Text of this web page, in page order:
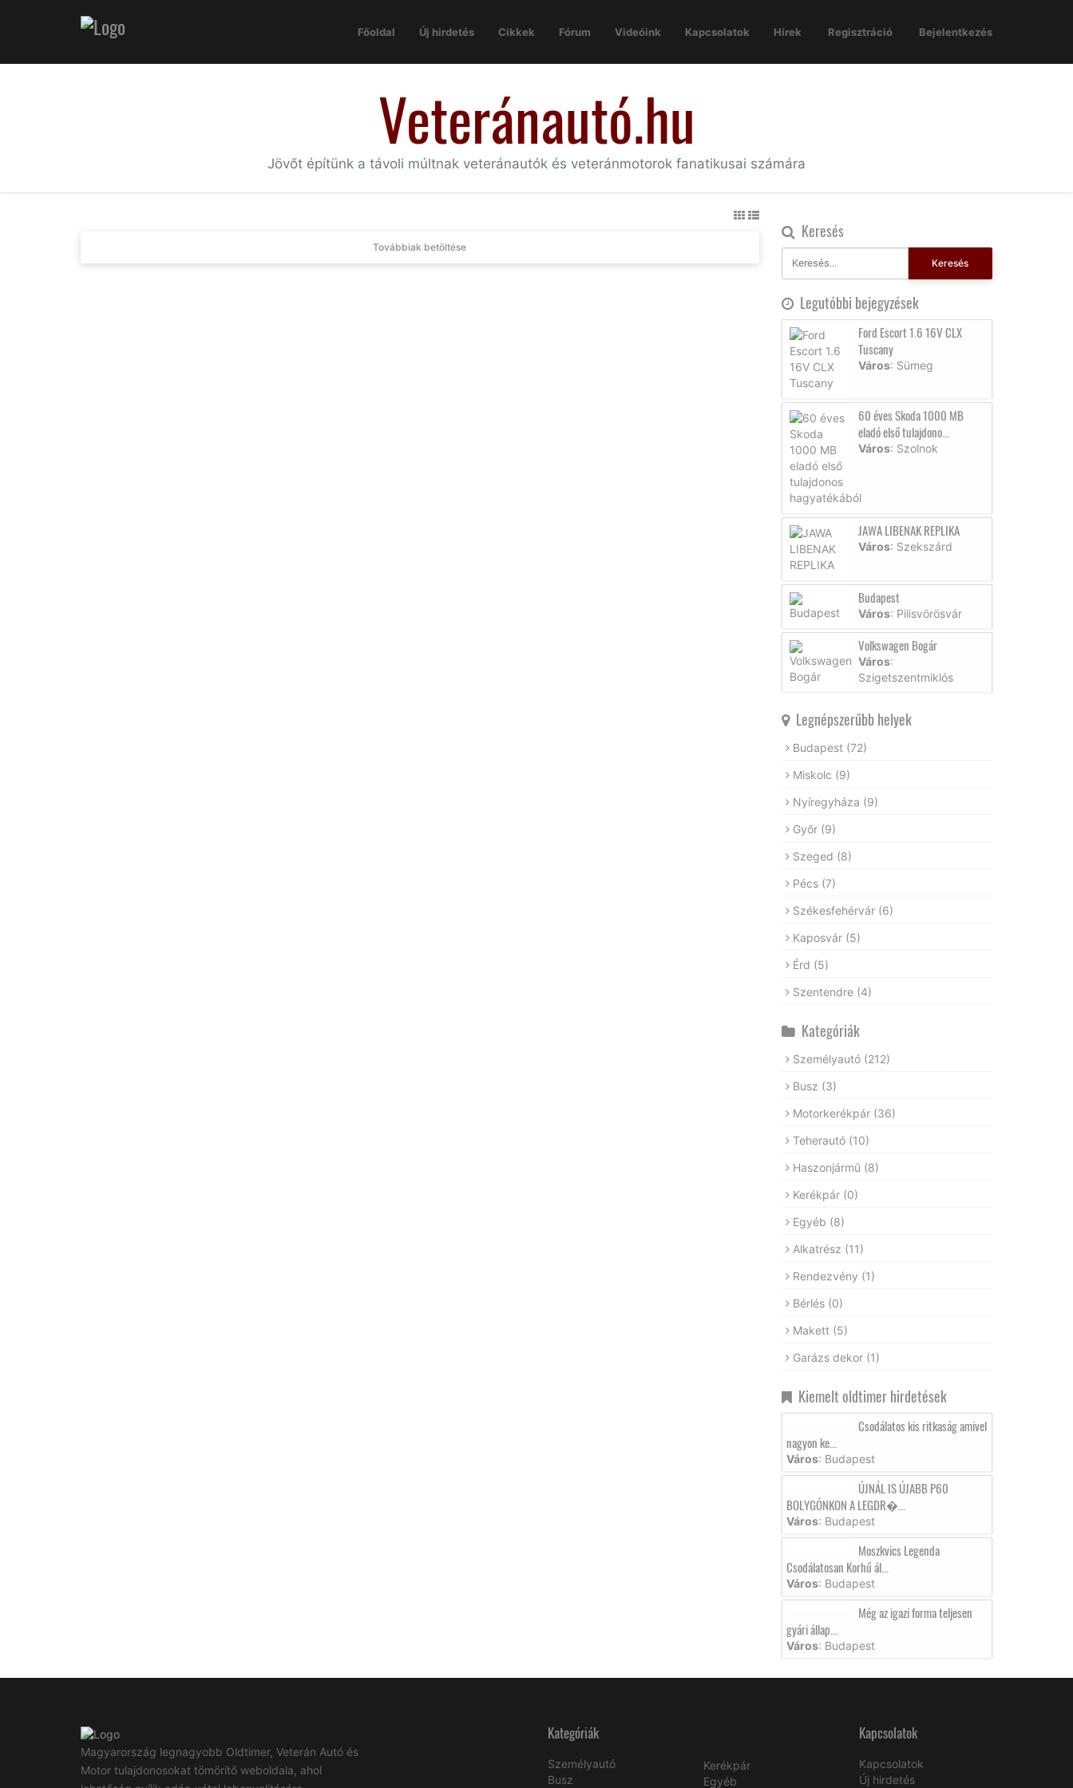
Főoldal Új hirdetés Cikkek Fórum Videóink Kapcsolatok Hírek Regisztráció Bejelentkezés
Veteránautó.hu
Jövőt építünk a távoli múltnak veteránautók és veteránmotorok fanatikusai számára
Továbbiak betöltése
Keresés
Keresés
Legutóbbi bejegyzések
Ford Escort 1.6 16V CLX
Tuscany
Város: Sümeg
60 éves Skoda 1000 MB
eladó első tulajdono...
Város: Szolnok
JAWA LIBENAK REPLIKA
Város: Szekszárd
Budapest
Város: Pilisvörösvár
Volkswagen Bogár
Város:
Szigetszentmiklós
Legnépszerűbb helyek
Budapest (72)
Miskolc (9)
Nyíregyháza (9)
Győr (9)
Szeged (8)
Pécs (7)
Székesfehérvár (6)
Kaposvár (5)
Érd (5)
Szentendre (4)
Kategóriák
Személyautó (212)
Busz (3)
Motorkerékpár (36)
Teherautó (10)
Haszonjármű (8)
Kerékpár (0)
Egyéb (8)
Alkatrész (11)
Rendezvény (1)
Bérlés (0)
Makett (5)
Garázs dekor (1)
Kiemelt oldtimer hirdetések
Csodálatos kis ritkaság amivel
nagyon ke...
Város: Budapest
ÚJNÁL IS ÚJABB P60
BOLYGÓNKON A LEGDR�...
Város: Budapest
Moszkvics Legenda
Csodálatosan Korhű ál...
Város: Budapest
Még az igazi forma teljesen
gyári állap...
Város: Budapest
Magyarország legnagyobb Oldtimer, Veterán Autó és
Motor tulajdonosokat tömörítő weboldala, ahol
Kategóriák
Személyautó
Busz
Kerékpár
Egyéb
Kapcsolatok
Kapcsolatok
Új hirdetés